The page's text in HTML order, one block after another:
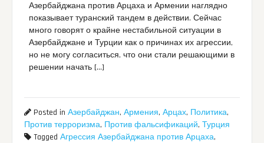
Азербайджана против Арцаха и Армении наглядно
показывает туранский тандем в действии. Сейчас
много говорят о крайне нестабильной ситуации в
Азербайджане и Турции как о причинах их агрессии,
но не могу согласиться, что они стали решающими в
решении начать […]
Posted inАзербайджан,Армения,Арцах, Политика,
Против терроризма, Против фальсификаций,Турция
TaggedАгрессия Азербайджана против Арцаха,